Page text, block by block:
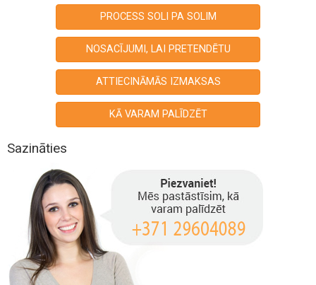
PROCESS SOLI PA SOLIM
NOSACĪJUMI, LAI PRETENDĒTU
ATTIECINĀMĀS IZMAKSAS
KĀ VARAM PALĪDZĒT
Sazināties